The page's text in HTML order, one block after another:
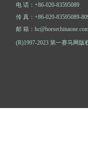
电 话：+86-020-83595089
传 真：+86-020-83595089-
邮 箱：
(R)1997-2023 第一赛马网版